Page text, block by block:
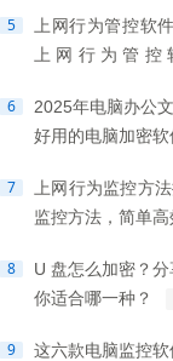
5
上网行为管控软
上网行为管
6
2025年电脑办公
好用的电脑加密软
7
上网行为监控方
监控方法，简单高
8
U 盘怎么加密？
你适合哪一种？
9
这六款电脑监控